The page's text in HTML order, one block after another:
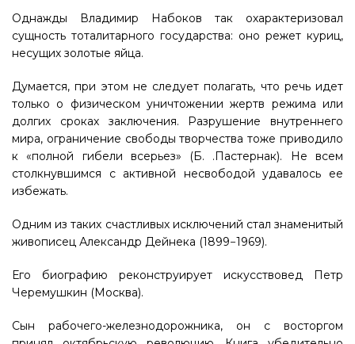
Однажды Владимир Набоков так охарактеризовал
сущность тоталитарного государства: оно режет куриц,
несущих золотые яйца.
Думается, при этом не следует полагать, что речь идет
только о физическом уничтожении жертв режима или
долгих сроках заключения. Разрушение внутреннего
мира, ограничение свободы творчества тоже приводило
к «полной гибели всерьез» (Б. .Пастернак). Не всем
столкнувшимся с активной несвободой удавалось ее
избежать.
Одним из таких счастливых исключений стал знаменитый
живописец Александр Дейнека (1899−1969).
Его биографию реконструирует искусствовед Петр
Черемушкин (Москва).
Сын рабочего-железнодорожника, он с восторгом